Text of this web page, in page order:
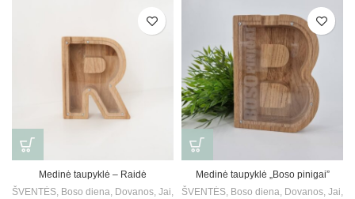
Medinė taupyklė – Raidė
ŠVENTĖS, Boso diena, Dovanos, Jai,
Medinė taupyklė „Boso pinigai”
ŠVENTĖS, Boso diena, Dovanos, Jai,